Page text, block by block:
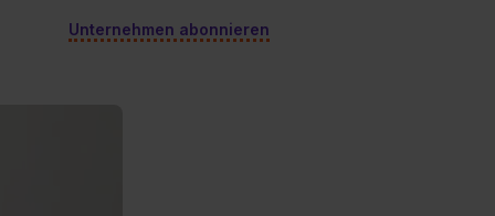
Unternehmen abonnieren